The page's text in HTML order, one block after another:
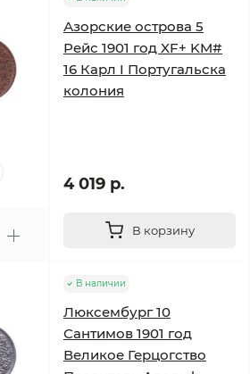
Азорские острова 5
Рейс 1901 год XF+ KM#
16 Карл I Португальска
колония
4 019 р.
В корзину
В наличии
Люксембург 10
Сантимов 1901 год
Великое Герцогство